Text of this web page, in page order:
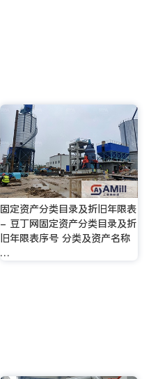
固定资产分类目录及折旧年限表
- 豆丁网固定资产分类目录及折
旧年限表序号 分类及资产名称
…